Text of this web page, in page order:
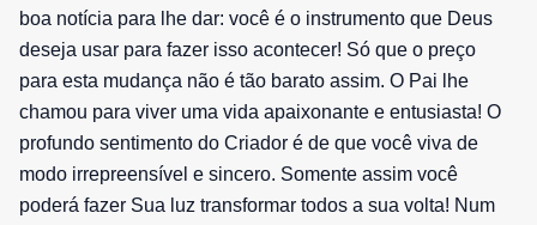
boa notícia para lhe dar: você é o instrumento que Deus
deseja usar para fazer isso acontecer! Só que o preço
para esta mudança não é tão barato assim. O Pai lhe
chamou para viver uma vida apaixonante e entusiasta! O
profundo sentimento do Criador é de que você viva de
modo irrepreensível e sincero. Somente assim você
poderá fazer Sua luz transformar todos a sua volta! Num